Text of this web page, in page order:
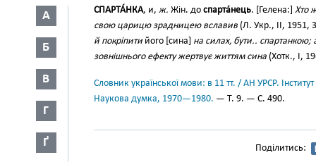
А
Б
В
Г
Ґ
СПАРТА́НКА, и, ж. Жін. до спарта́нець. [Гелена:] Хто
свою царицю зрадницею вславив (Л. Укр., II, 1951,
й покріпити його [сина] на силах, бути..
зовнішнього ефекту жертвує життям сина (Хотк., І,
Словник української мови: в 11 тт. / АН УРСР.
Наукова думка, 1970—1980. — Т. 9. — С. 490.
Поділитись: